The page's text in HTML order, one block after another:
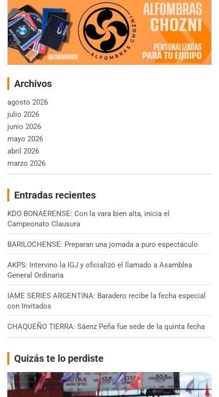
Archivos
agosto 2026
julio 2026
junio 2026
mayo 2026
abril 2026
marzo 2026
Entradas recientes
KDO BONAERENSE: Con la vara bien alta, inicia el
Campeonato Clausura
BARILOCHENSE: Preparan una jornada a puro espectáculo
AKPS: Intervino la IGJ y oficializó el llamado a Asamblea
General Ordinaria
IAME SERIES ARGENTINA: Baradero recibe la fecha especial
con Invitados
CHAQUEÑO TIERRA: Sáenz Peña fue sede de la quinta fecha
Quizás te lo perdiste